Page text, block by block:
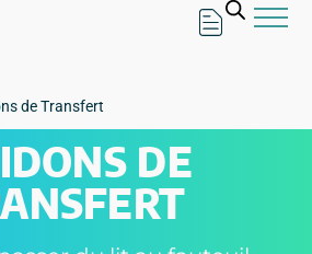
de Transfert
DE